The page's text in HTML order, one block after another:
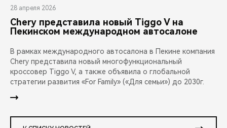
28 апреля 2026
Chery представила новый Tiggo V на
Пекинском международном автосалоне
В рамках международного автосалона в Пекине компания
Chery представила новый многофункциональный
кроссовер Tiggo V, а также объявила о глобальной
стратегии развития «For Family» («Для семьи») до 2030г.